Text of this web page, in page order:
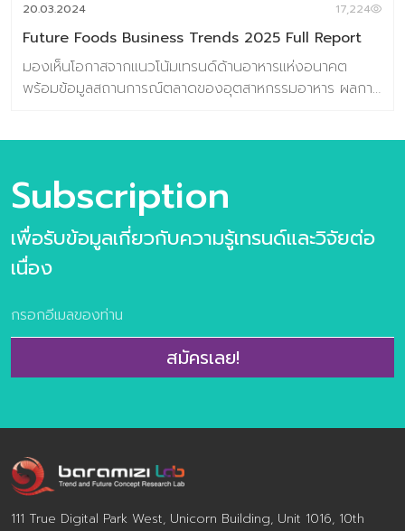
20.03.2024 17,224
Future Foods Business Trends 2025 Full Report
มองเห็นโอกาสจากแนวโน้มเทรนด์ด้านอาหารแห่งอนาคต
พร้อมข้อมูลสถานการณ์ตลาดของอุตสาหกรรมอาหาร ผลการ
รนด์ความต้องการของผู้บริโภคยุคใหม่ 10 แนวโน้มธุรกิจ
อาหารแห่งอนาคต และ 31 เทรนด์ย่อยประกอบไปด้วย >10
แนวโน้มธุรกิจอาหารแห่งอนาคต ประกอบไปด้วย
Personalized Nutrition Well-Mental Eating Fermented
taste of time Extraordinary Meal Through The Root
Protein FoodTech Edible Beauty >ข้อมูลตัวอย่างกรณี
ศึกษากว่า 100 ตัวอย่าง >ผลการวิจัยผู้บริโภคชาวไทย 800
ตัวอย่าง เกี่ยวกับการตอบรับเทรนด์อนาคตอาหาร จำนวน
160 หน้า พิเศษ ราคา 2,900 จากปกติ 3,500 บาท พิเศษ
และคอนเซ็ปต์แห่งอนาคต บารามีซี่แล็บ โดยลูกค้าสามารถร่วม
กันออกแบบเนื้อหาเทรนด์ด้านอาหารแห่งอนาคตที่ตรงประเด็น
และสอดคล้องกับ […]
Subscription
เพื่อรับข้อมูลเกี่ยวกับความรู้เทรนด์และวิจัยต่อ
เนื่อง
สมัครเลย!
111 True Digital Park West, Unicorn Building, Unit 1016, 10th